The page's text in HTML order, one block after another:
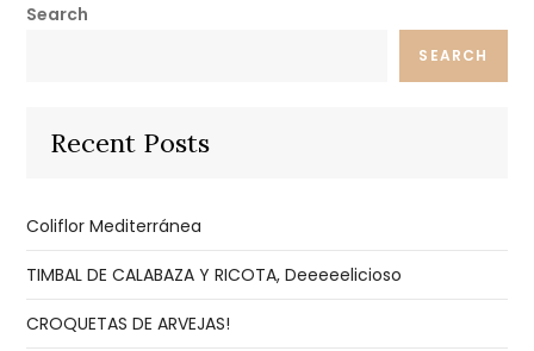
Search
SEARCH
Recent Posts
Coliflor Mediterránea
TIMBAL DE CALABAZA Y RICOTA, Deeeeelicioso
CROQUETAS DE ARVEJAS!